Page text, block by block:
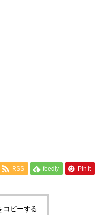
RSS feedly Pin it
コピーする